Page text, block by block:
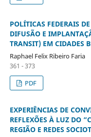
POLÍTICAS FEDERAIS
DIFUSÃO E
TRANSIT) EM CIDADES
Raphael Felix Ribeiro Faria
361 - 373
PDF
EXPERIÊNCIAS DE
REFLEXÕES À LUZ DO
REGIÃO E REDES